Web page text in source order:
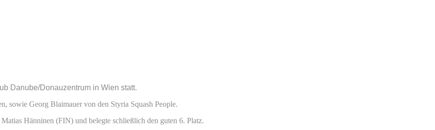
Danube/Donauzentrum in Wien statt.
sowie Georg Blaimauer von den Styria Squash People.
Hänninen (FIN) und belegte schließlich den guten 6. Platz.